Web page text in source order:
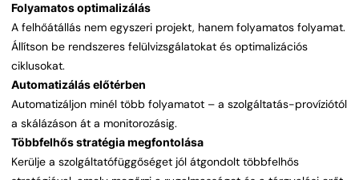
Folyamatos optimalizálás
A felhőátállás nem egyszeri projekt, hanem folyamatos folyamat.
Állítson be rendszeres felülvizsgálatokat és optimalizációs
ciklusokat.
Automatizálás előtérben
Automatizáljon minél több folyamatot – a szolgáltatás-províziótól
a skálázáson át a monitorozásig.
Többfelhős stratégia megfontolása
Kerülje a szolgáltatófüggőséget jól átgondolt többfelhős